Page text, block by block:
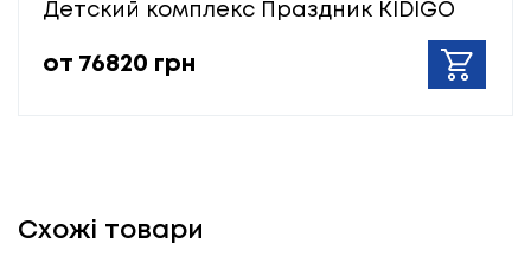
Детский комплекс Праздник KIDIGO
от 76820 грн
Схожі товари